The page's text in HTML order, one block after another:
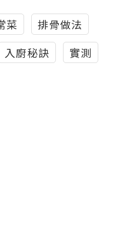
菜
排骨做法
入廚秘訣
實測